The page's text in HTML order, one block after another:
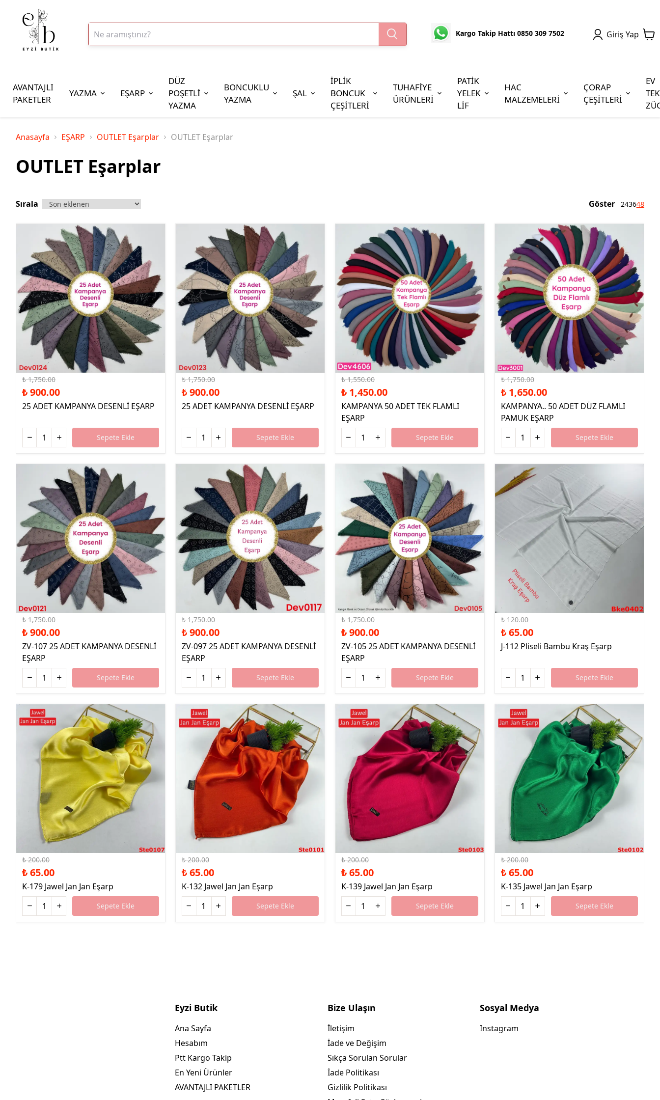
Kargo Takip Hattı 0850 309 7502 Giriş Yap
AVANTAJLI
PAKETLER
YAZMA EŞARP
DÜZ
POŞETLİ
YAZMA
BONCUKLU
YAZMA
ŞAL
İPLİK
BONCUK
ÇEŞİTLERİ
İplik Çeşitleri
20gr Reyyan Polyester İp
100gr Altınbaşak Polyester İp
TUHAFİYE
ÜRÜNLERİ
PATİK
YELEK
LİF
HAC
MALZEMELERİ
ÇORAP
ÇEŞİTLERİ
EV
Anasayfa EŞARP OUTLET Eşarplar OUTLET Eşarplar
OUTLET Eşarplar
Sırala Göster 243648
%49 İndirim
₺ 1,750.00
₺ 900.00
25 ADET KAMPANYA DESENLİ EŞARP
Sepete Ekle
%49 İndirim
₺ 1,750.00
₺ 900.00
25 ADET KAMPANYA DESENLİ EŞARP
Sepete Ekle
%6 İndirim
₺ 1,550.00
₺ 1,450.00
KAMPANYA 50 ADET TEK FLAMLI
EŞARP
Sepete Ekle
%6 İndirim
₺ 1,750.00
₺ 1,650.00
KAMPANYA.. 50 ADET DÜZ FLAMLI
PAMUK EŞARP
Sepete Ekle
%49 İndirim
₺ 1,750.00
₺ 900.00
ZV-107 25 ADET KAMPANYA DESENLİ
EŞARP
Sepete Ekle
₺ 1,750.00
₺ 900.00
ZV-097 25 ADET KAMPANYA DESENLİ
EŞARP
Sepete Ekle
%49 İndirim
₺ 1,750.00
₺ 900.00
ZV-105 25 ADET KAMPANYA DESENLİ
EŞARP
Sepete Ekle
₺ 120.00
₺ 65.00
J-112 Pliseli Bambu Kraş Eşarp
Sepete Ekle
%68 İndirim
₺ 200.00
₺ 65.00
K-179 Jawel Jan Jan Eşarp
Sepete Ekle
₺ 200.00
₺ 65.00
K-132 Jawel Jan Jan Eşarp
Sepete Ekle
₺ 200.00
₺ 65.00
K-139 Jawel Jan Jan Eşarp
Sepete Ekle
%68 İndirim
₺ 200.00
₺ 65.00
K-135 Jawel Jan Jan Eşarp
Sepete Ekle
Eyzi Butik
Ana Sayfa
Hesabım
Ptt Kargo Takip
En Yeni Ürünler
AVANTAJLI PAKETLER
Bize Ulaşın
İletişim
İade ve Değişim
Sıkça Sorulan Sorular
İade Politikası
Gizlilik Politikası
Sosyal Medya
Instagram